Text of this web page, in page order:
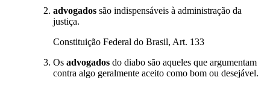
advogados são indispensáveis à administração da
justiça.
Constituição Federal do Brasil, Art. 133
Os advogados do diabo são aqueles que argumentam
contra algo geralmente aceito como bom ou desejável.